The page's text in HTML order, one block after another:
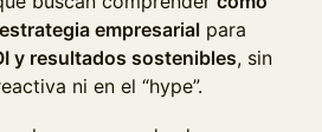
empresarial para
y resultados sostenibles, sin
ni en el “hype”.